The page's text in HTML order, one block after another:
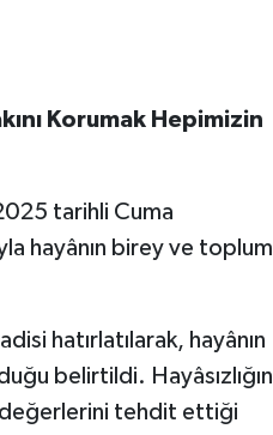
Korumak Hepimizin
tarihli Cuma
hayânın birey ve toplum
hatırlatılarak, hayânın
belirtildi. Hayâsızlığın
değerlerini tehdit ettiği